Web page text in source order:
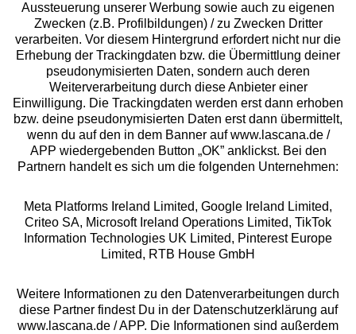
Beratung
Über uns
Rechtliches
Alle Preise inkl. MwSt., zzgl.
Versandkosten
** Bonität vorausgesetzt, berechtigt zur Bonitätsprüfung
Aussteuerung unserer Werbung sowie auch zu eigenen
Zwecken (z.B. Profilbildungen) / zu Zwecken Dritter
verarbeiten. Vor diesem Hintergrund erfordert nicht nur die
Erhebung der Trackingdaten bzw. die Übermittlung deiner
pseudonymisierten Daten, sondern auch deren
Weiterverarbeitung durch diese Anbieter einer
Einwilligung. Die Trackingdaten werden erst dann erhoben
bzw. deine pseudonymisierten Daten erst dann übermittelt,
wenn du auf den in dem Banner auf www.lascana.de /
APP wiedergebenden Button „OK” anklickst. Bei den
Partnern handelt es sich um die folgenden Unternehmen:
Meta Platforms Ireland Limited, Google Ireland Limited,
Criteo SA, Microsoft Ireland Operations Limited, TikTok
Information Technologies UK Limited, Pinterest Europe
Limited, RTB House GmbH
Weitere Informationen zu den Datenverarbeitungen durch
diese Partner findest Du in der Datenschutzerklärung auf
www.lascana.de / APP. Die Informationen sind außerdem